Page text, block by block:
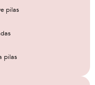
pilas
pilas